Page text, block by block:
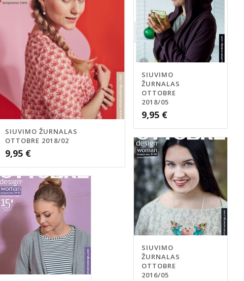
SIUVIMO ŽURNALAS
OTTOBRE 2018/02
9,95 €
SIUVIMO
ŽURNALAS
OTTOBRE
2018/05
9,95 €
SIUVIMO
ŽURNALAS
OTTOBRE
2016/05